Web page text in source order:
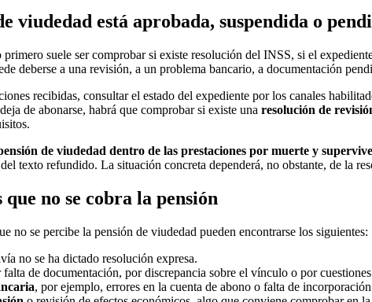
viudedad está aprobada, suspendida o
suele ser comprobar si existe resolución del INSS, si el
deberse a una revisión, a un problema bancario, a documentación
recibidas, consultar el estado del expediente por los canales
de abonarse, habrá que comprobar si existe una resolución de
de viudedad dentro de las prestaciones por muerte y
texto refundido. La situación concreta dependerá, no obstante, de la
no se cobra la pensión
no se percibe la pensión de viudedad pueden encontrarse los siguientes:
no se ha dictado resolución expresa.
falta de documentación, por discrepancia sobre el vínculo o por
, por ejemplo, errores en la cuenta de abono o falta de